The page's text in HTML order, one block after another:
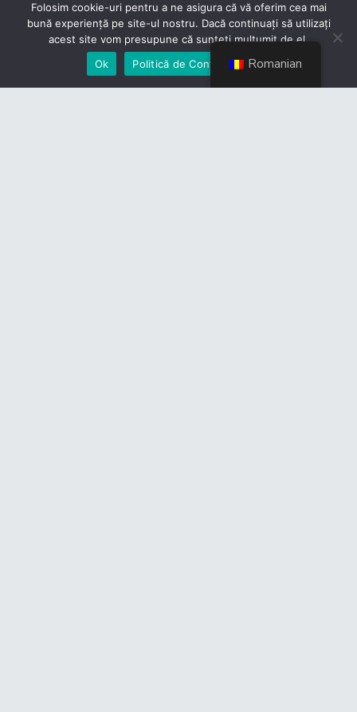
Romanian
Folosim cookie-uri pentru a ne asigura că vă oferim cea mai
bună experiență pe site-ul nostru. Dacă continuați să utilizați
acest site vom presupune că sunteți mulțumit de el.
Ok
Politică de Confidențialiate